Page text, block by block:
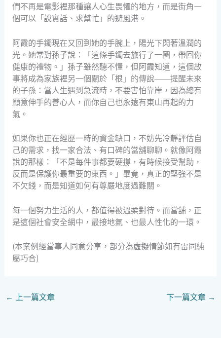
們不再是電影裡那種讓人心生畏懼的地方，而是街角一
個可以「說實話、求幫忙」的避風港。
阿霞的手鐲現在又回到她的手腕上，陽光下閃著溫潤的
光。她常對孫子說：「這條手鐲去旅行了一圈，帶回你
健康的禮物。」孫子雖然聽不懂，但阿霞知道，這個故
事將成為家族裡另一個關於「根」的傳說——提醒未來
的子孫：當人生遇到急流時，不要害怕靠岸，因為總有
願意伸手的善心人，而你自己也永遠有東山再起的力
氣。
如果你也正在經歷一時的資金缺口，不妨先冷靜評估自
己的需求，找一家合法、有口碑的當舖聊聊。就像阿霞
說的那樣：「不是每件事都要硬撐，有時候接受幫助，
反而是保護你最重要的東西。」畢竟，真正的堅強不是
不欠錢，而是知道如何有尊嚴地度過難關。
每一個努力生活的人，都值得被溫柔對待。而當舖，正
是這個社會安全網中，最接地氣、也最人性化的一環。
(本案例經當事人同意分享，部分為虛擬情節如有雷同純
屬巧合)
← 上一篇文章 下一篇文章 →